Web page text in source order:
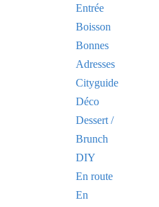
Entrée
Boisson
Bonnes
Adresses
Cityguide
Déco
Dessert /
Brunch
DIY
En route
En